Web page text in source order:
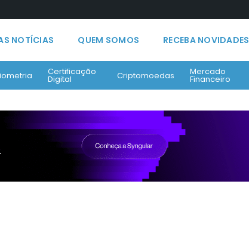
NOTÍCIAS QUEM SOMOS RECEBA NOVIDADES
Certificação
Digital Criptomoedas Mercado
Financeiro